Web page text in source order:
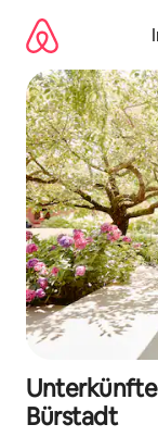
Inhalten
springen
Bürstadt